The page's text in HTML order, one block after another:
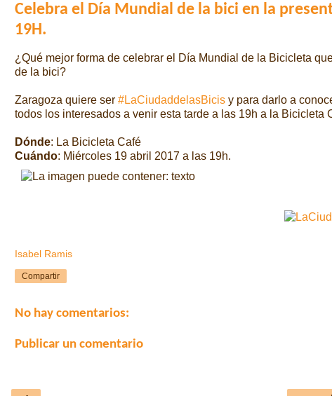
Celebra el Día Mundial de la bici en la
19H.
¿Qué mejor forma de celebrar el Día Mundial de la Bicicleta
de la bici?
Zaragoza quiere ser #LaCiudaddelasBicis y para darlo a
todos los interesados a venir esta tarde a las 19h a la
Dónde: La Bicicleta Café
Cuándo: Miércoles 19 abril 2017 a las 19h.
Isabel Ramis
Compartir
No hay comentarios:
Publicar un comentario